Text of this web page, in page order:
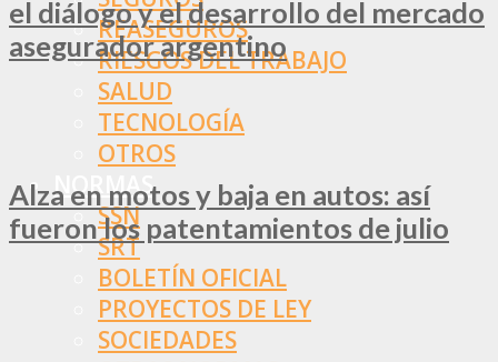
REASEGUROS
RIESGOS DEL TRABAJO
SALUD
TECNOLOGÍA
OTROS
NORMAS
SSN
SRT
BOLETÍN OFICIAL
PROYECTOS DE LEY
SOCIEDADES
el diálogo y el desarrollo del mercado
asegurador argentino
Alza en motos y baja en autos: así
fueron los patentamientos de julio